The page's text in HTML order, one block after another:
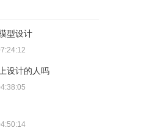
型设计
设计的人吗